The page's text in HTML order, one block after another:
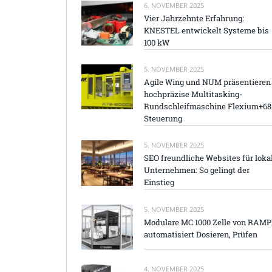
6. NOVEMBER 2025
Vier Jahrzehnte Erfahrung:
KNESTEL entwickelt Systeme bis
100 kW
5. NOVEMBER 2025
Agile Wing und NUM präsentieren
hochpräzise Multitasking-
Rundschleifmaschine Flexium+68
Steuerung
5. NOVEMBER 2025
SEO freundliche Websites für
Unternehmen: So gelingt der
Einstieg
5. NOVEMBER 2025
Modulare MC 1000 Zelle von
automatisiert Dosieren, Prüfen
4. NOVEMBER 2025